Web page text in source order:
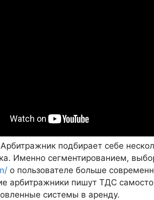
подбирает себе
Именно сегментированием,
о пользователе больше
арбитражники пишут ТДС
системы в аренду.